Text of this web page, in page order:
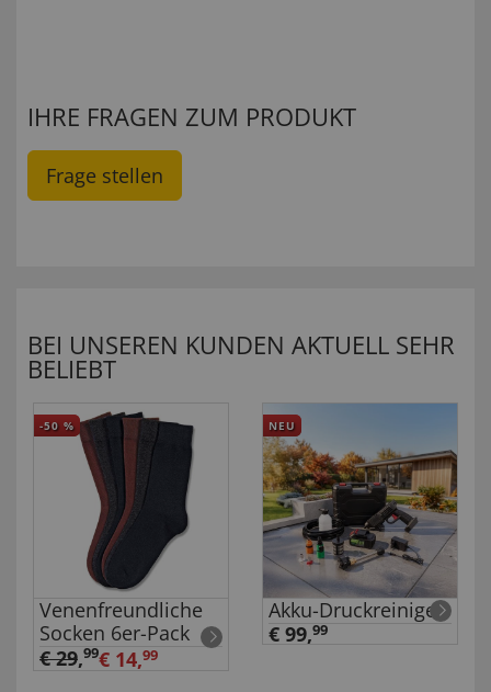
IHRE FRAGEN ZUM PRODUKT
Frage stellen
BEI UNSEREN KUNDEN AKTUELL SEHR
BELIEBT
-50 %
Venenfreundliche
Socken 6er-Pack
€ 29,99€ 14,99
NEU
Akku-Druckreiniger
€ 99,99